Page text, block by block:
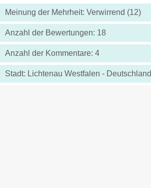
Meinung der Mehrheit: Verwirrend (12)
Anzahl der Bewertungen: 18
Anzahl der Kommentare: 4
Stadt: Lichtenau Westfalen - Deutschland